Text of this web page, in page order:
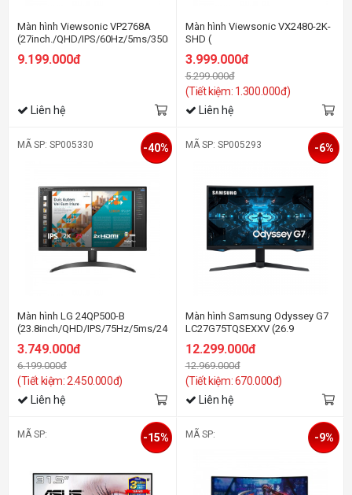
Màn hình Viewsonic VP2768A
(27inch./QHD/IPS/60Hz/5ms/350nits/HDMI+DP+USBC+USB+Audio+LAN)
9.199.000đ
Liên hệ
Màn hình Viewsonic VX2480-2K-
SHD (
23.8inch/QHD/IPS/75Hz/4ms/
3.999.000đ
5.299.000đ
(Tiết kiệm: 1.300.000đ)
Liên hệ
MÃ SP: SP005330
Màn hình LG 24QP500-B
(23.8inch/QHD/IPS/75Hz/5ms/240nits/HDMI+DP+Audio/Freesync)
3.749.000đ
6.199.000đ
(Tiết kiệm: 2.450.000đ)
-40%
Liên hệ
MÃ SP: SP005293
Màn hình Samsung Odyssey G7
LC27G75TQSEXXV (26.9
Sync/Cong)
12.299.000đ
12.969.000đ
(Tiết kiệm: 670.000đ)
-6%
Liên hệ
MÃ SP: -15% MÃ SP: -9%